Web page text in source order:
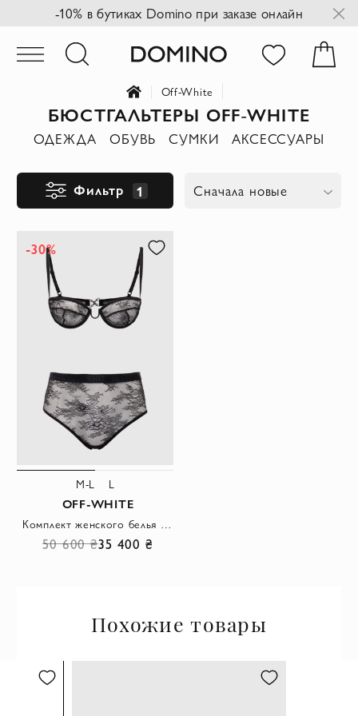
-10% в бутиках Domino при заказе онлайн
Off-White
БЮСТГАЛЬТЕРЫ OFF-WHITE
ОДЕЖДА ОБУВЬ СУМКИ АКСЕССУАРЫ
Фильтр 1 Сначала новые
-30%
M-L L
OFF-WHITE
Комплект женского белья из кружева черный
50 600 ₴35 400 ₴
Похожие товары